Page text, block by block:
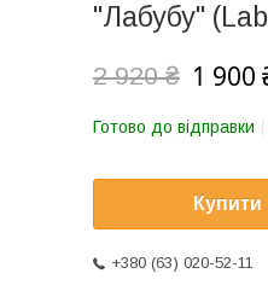
"Лабубу"
2 920 ₴ 1 900
Готово до відправки
Купити
+380 (63) 020-52-11